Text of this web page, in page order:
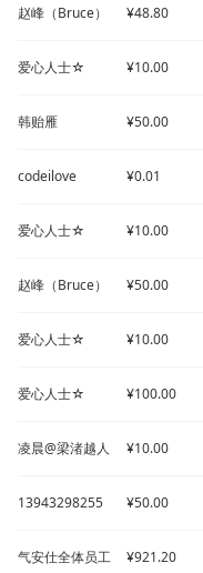
赵峰（Bruce） ¥48.80
爱心人士☆ ¥10.00
韩贻雁 ¥50.00
codeilove ¥0.01
爱心人士☆ ¥10.00
赵峰（Bruce） ¥50.00
爱心人士☆ ¥10.00
爱心人士☆ ¥100.00
凌晨@梁渚越人 ¥10.00
13943298255 ¥50.00
气安仕全体员工 ¥921.20